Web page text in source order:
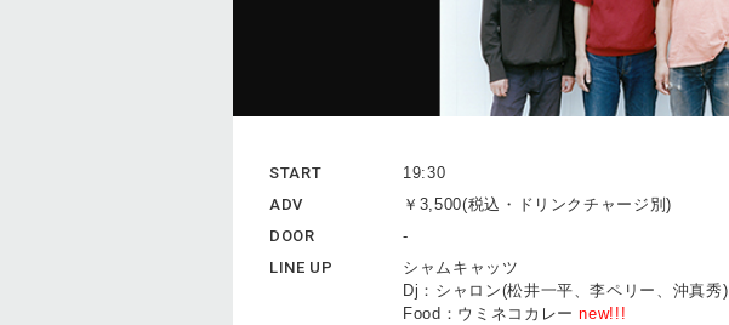
START
19:30
ADV
￥3,500(税込・ドリンクチャージ別)
DOOR
-
LINE UP
シャムキャッツ
Dj：シャロン(松井一平、李ペリー、沖真秀)
Food：ウミネコカレー new!!!